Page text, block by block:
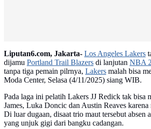
Liputan6.com, Jakarta- Los Angeles Lakers
dijamu Portland Trail Blazers di lanjutan NBA
tanpa tiga pemain pilrnya, Lakers malah bisa
Moda Center, Selasa (4/11/2025) siang WIB.
Pada laga ini pelatih Lakers JJ Redick tak bisa
James, Luka Doncic dan Austin Reaves karena
Di luar dugaan, disaat trio maut tersebut absen
yang unjuk gigi dari bangku cadangan.